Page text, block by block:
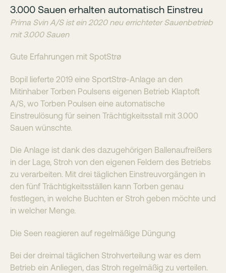
3.000 Sauen erhalten automatisch Einstreu
Prima Svin A/S ist ein 2020 neu errichteter Sauenbetrieb
mit 3.000 Sauen
Gute Erfahrungen mit SpotStrø
Bopil lieferte 2019 eine SportStrø-Anlage an den
Mitinhaber Torben Poulsens eigenen Betrieb Klaptoft
A/S, wo Torben Poulsen eine automatische
Einstreulösung für seinen Trächtigkeitsstall mit 3.000
Sauen wünschte.
Die Anlage ist dank des dazugehörigen Ballenaufreißers
in der Lage, Stroh von den eigenen Feldern des Betriebs
zu verarbeiten. Mit drei täglichen Einstreuvorgängen in
den fünf Trächtigkeitsställen kann Torben genau
festlegen, in welche Buchten er Stroh geben möchte und
in welcher Menge.
Die Seen reagieren auf regelmäßige Düngung
Bei der dreimal täglichen Strohverteilung war es dem
Betrieb ein Anliegen, das Stroh regelmäßig zu verteilen.